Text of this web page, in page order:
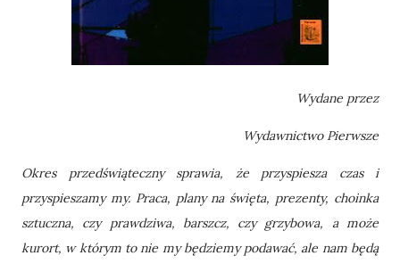
Wydane przez
Wydawnictwo Pierwsze
Okres przedświąteczny sprawia, że przyspiesza czas i
przyspieszamy my. Praca, plany na święta, prezenty, choinka
sztuczna, czy prawdziwa, barszcz, czy grzybowa, a może
kurort, w którym to nie my będziemy podawać, ale nam będą